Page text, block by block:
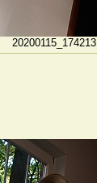
20200115_174213